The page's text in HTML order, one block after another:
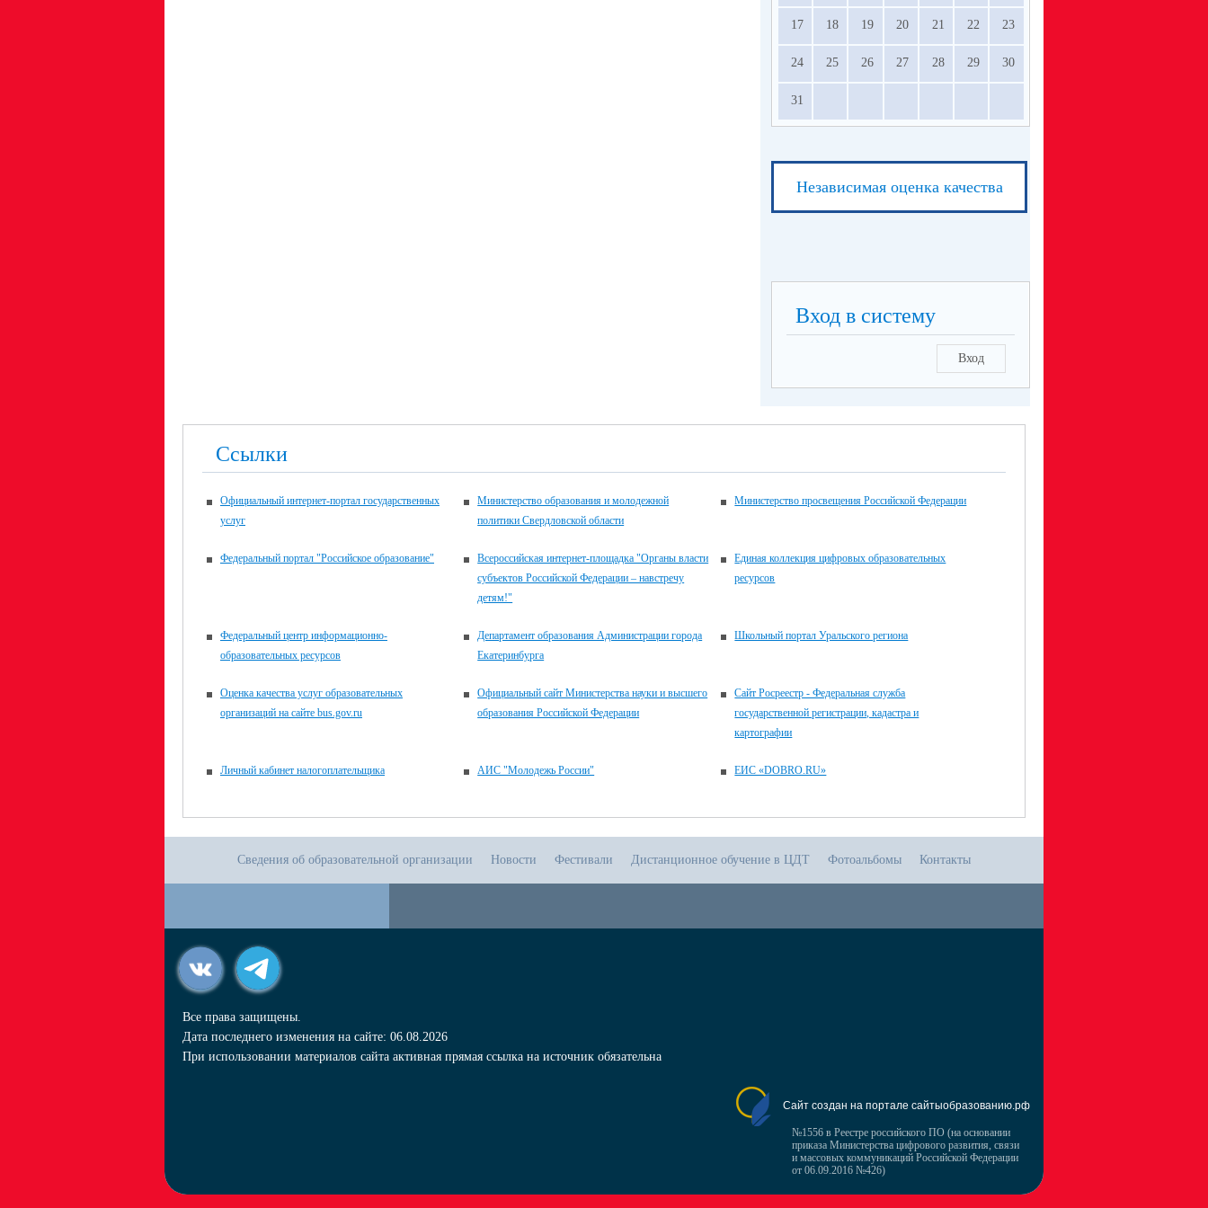
17 18 19 20 21 22 23
24 25 26 27 28 29 30
31
Независимая оценка качества
Вход в систему
Вход
Ссылки
Официальный интернет-портал государственных
услуг
Министерство образования и молодежной
политики Свердловской области
Министерство просвещения Российской Федерации
Федеральный портал "Российское образование"
Всероссийская интернет-площадка "Органы власти
субъектов Российской Федерации – навстречу
детям!"
Единая коллекция цифровых образовательных
ресурсов
Федеральный центр информационно-
образовательных ресурсов
Департамент образования Администрации города
Екатеринбурга
Школьный портал Уральского региона
Оценка качества услуг образовательных
организаций на сайте bus.gov.ru
Официальный сайт Министерства науки и высшего
образования Российской Федерации
Сайт Росреестр - Федеральная служба
государственной регистрации, кадастра и
картографии
Личный кабинет налогоплательщика АИС "Молодежь России" ЕИС «DOBRO.RU»
Сведения об образовательной организации Новости Фестивали Дистанционное обучение в ЦДТ Фотоальбомы Контакты
Все права защищены.
Дата последнего изменения на сайте: 06.08.2026
При использовании материалов сайта активная прямая ссылка на источник обязательна
Сайт создан на портале сайтыобразованию.рф
№1556 в Реестре российского ПО (на основании
приказа Министерства цифрового развития, связи
и массовых коммуникаций Российской Федерации
от 06.09.2016 №426)